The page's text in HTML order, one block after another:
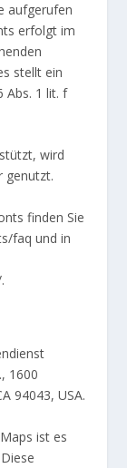
aufgerufen
erfolgt im
stellt ein
Abs. 1 lit. f
wird
genutzt.
finden Sie
faq und in
.
1600
94043, USA.
ist es